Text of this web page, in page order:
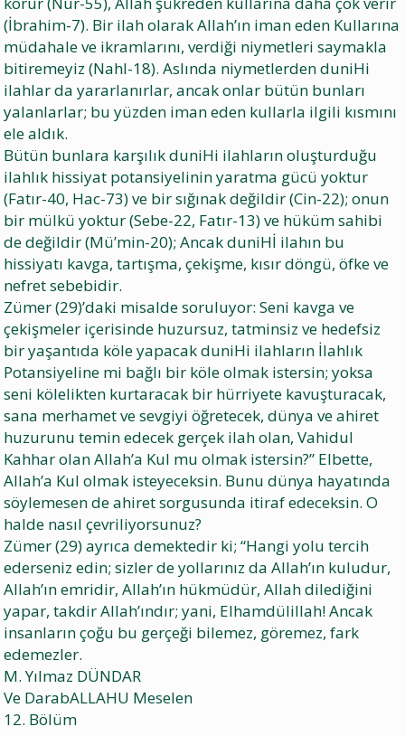
(İbrahim-7). Bir ilah olarak Allah’ın iman eden Kullarına
müdahale ve ikramlarını, verdiği niymetleri saymakla
bitiremeyiz (Nahl-18). Aslında niymetlerden duniHi
ilahlar da yararlanırlar, ancak onlar bütün bunları
yalanlarlar; bu yüzden iman eden kullarla ilgili kısmını
ele aldık.
Bütün bunlara karşılık duniHi ilahların oluşturduğu
ilahlık hissiyat potansiyelinin yaratma gücü yoktur
(Fatır-40, Hac-73) ve bir sığınak değildir (Cin-22); onun
bir mülkü yoktur (Sebe-22, Fatır-13) ve hüküm sahibi
de değildir (Mü’min-20); Ancak duniHİ ilahın bu
hissiyatı kavga, tartışma, çekişme, kısır döngü, öfke ve
nefret sebebidir.
Zümer (29)’daki misalde soruluyor: Seni kavga ve
çekişmeler içerisinde huzursuz, tatminsiz ve hedefsiz
bir yaşantıda köle yapacak duniHi ilahların İlahlık
Potansiyeline mi bağlı bir köle olmak istersin; yoksa
seni kölelikten kurtaracak bir hürriyete kavuşturacak,
sana merhamet ve sevgiyi öğretecek, dünya ve ahiret
huzurunu temin edecek gerçek ilah olan, Vahidul
Kahhar olan Allah’a Kul mu olmak istersin?” Elbette,
Allah’a Kul olmak isteyeceksin. Bunu dünya hayatında
söylemesen de ahiret sorgusunda itiraf edeceksin. O
halde nasıl çevriliyorsunuz?
Zümer (29) ayrıca demektedir ki; “Hangi yolu tercih
ederseniz edin; sizler de yollarınız da Allah’ın kuludur,
Allah’ın emridir, Allah’ın hükmüdür, Allah dilediğini
yapar, takdir Allah’ındır; yani, Elhamdülillah! Ancak
insanların çoğu bu gerçeği bilemez, göremez, fark
edemezler.
M. Yılmaz DÜNDAR
Ve DarabALLAHU Meselen
12. Bölüm